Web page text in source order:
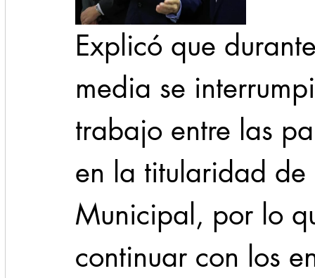
Explicó que
media se
trabajo entre las
en la titularidad
Municipal, por lo
continuar con los